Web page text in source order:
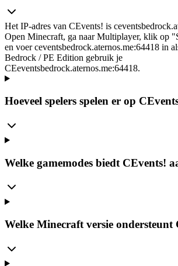
Het IP-adres van CEvents! is
Open Minecraft, ga naar Multiplayer, klik op
en voer ceventsbedrock.aternos.me:64418 in
Bedrock / PE Edition gebruik je
CEeventsbedrock.aternos.me:64418.
Hoeveel spelers spelen er op
Welke gamemodes biedt CEvents!
Welke Minecraft versie ondersteunt